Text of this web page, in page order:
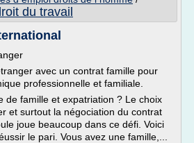
du travail
avec un contrat famille pour
professionnelle et familiale.
de famille et expatriation ? Le choix
et surtout la négociation du contrat
joue beaucoup dans ce défi. Voici
le pari. Vous avez une famille,...